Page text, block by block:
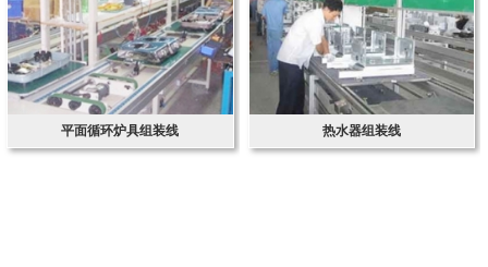
平面循环炉具组装线 热水器组装线